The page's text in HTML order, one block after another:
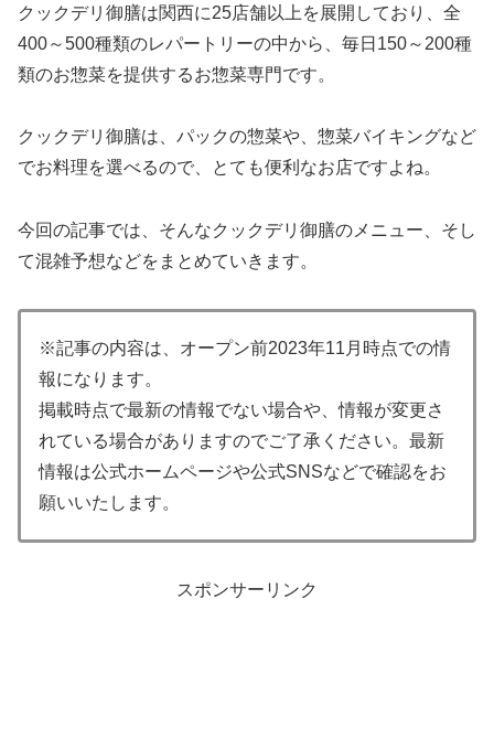
クックデリ御膳は関西に25店舗以上を展開しており、全
400～500種類のレパートリーの中から、毎日150～200種
類のお惣菜を提供するお惣菜専門です。
クックデリ御膳は、パックの惣菜や、惣菜バイキングなど
でお料理を選べるので、とても便利なお店ですよね。
今回の記事では、そんなクックデリ御膳のメニュー、そし
て混雑予想などをまとめていきます。
※記事の内容は、オープン前2023年11月時点での情
報になります。
掲載時点で最新の情報でない場合や、情報が変更さ
れている場合がありますのでご了承ください。最新
情報は公式ホームページや公式SNSなどで確認をお
願いいたします。
スポンサーリンク